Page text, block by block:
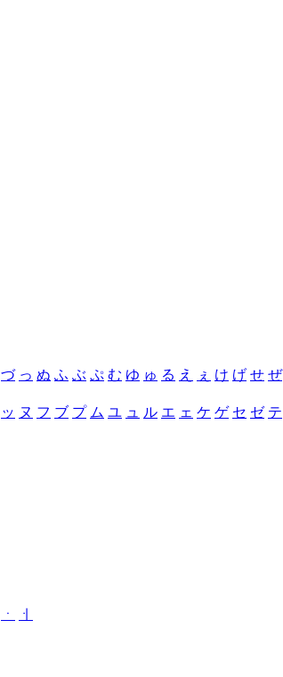
づ っ ぬ ふ ぶ ぷ む ゆ ゅ る え ぇ け げ せ ぜ
ッ ヌ フ ブ プ ム ユ ュ ル エ ェ ケ ゲ セ ゼ テ
ㆍ
ㆎ